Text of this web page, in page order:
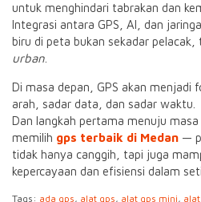
untuk menghindari tabrakan dan
Integrasi antara GPS, AI, dan
biru di peta bukan sekadar pelacak,
urban
Di masa depan, GPS akan menjadi
arah, sadar data, dan sadar waktu.
Dan langkah pertama menuju
memilih gps terbaik di Medan —
tidak hanya canggih, tapi juga
kepercayaan dan efisiensi dalam
Tags: ada gps, alat gps, alat gps mini,